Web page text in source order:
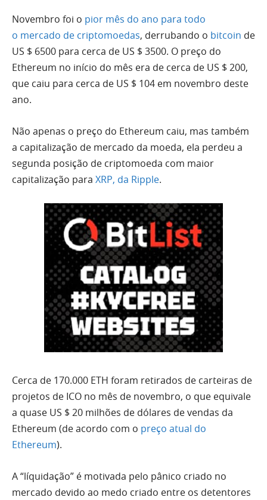
Novembro foi o pior mês do ano para todo
o mercado de criptomoedas, derrubando o bitcoin de
US $ 6500 para cerca de US $ 3500. O preço do
Ethereum no início do mês era de cerca de US $ 200,
que caiu para cerca de US $ 104 em novembro deste
ano.
Não apenas o preço do Ethereum caiu, mas também
a capitalização de mercado da moeda, ela perdeu a
segunda posição de criptomoeda com maior
capitalização para XRP, da Ripple.
Cerca de 170.000 ETH foram retirados de carteiras de
projetos de ICO no mês de novembro, o que equivale
a quase US $ 20 milhões de dólares de vendas da
Ethereum (de acordo com o preço atual do
Ethereum).
A “líquidação” é motivada pelo pânico criado no
mercado devido ao medo criado entre os detentores